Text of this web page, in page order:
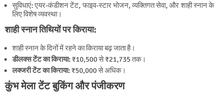
सुविधाएं: एयर-कंडीशन टेंट, फाइव-स्टार भोजन, व्यक्तिगत सेवा, और शाही स्नान के
लिए विशेष व्यवस्था।
शाही स्नान तिथियों पर किराया:
शाही स्नान के दिनों में रहने का किराया बढ़ जाता है।
डीलक्स टेंट का किराया:₹10,500 से ₹21,735 तक।
लक्जरी टेंट का किराया:₹50,000 से अधिक।
कुंभ मेला टेंट बुकिंग और पंजीकरण